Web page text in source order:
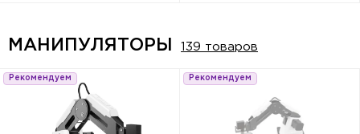
МАНИПУЛЯТОРЫ 139 товаров
Рекомендуем Рекомендуем